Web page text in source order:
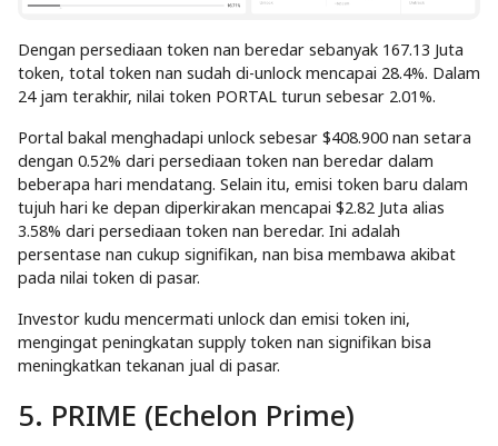
Dengan persediaan token nan beredar sebanyak 167.13 Juta
token, total token nan sudah di-unlock mencapai 28.4%. Dalam
24 jam terakhir, nilai token PORTAL turun sebesar 2.01%.
Portal bakal menghadapi unlock sebesar $408.900 nan setara
dengan 0.52% dari persediaan token nan beredar dalam
beberapa hari mendatang. Selain itu, emisi token baru dalam
tujuh hari ke depan diperkirakan mencapai $2.82 Juta alias
3.58% dari persediaan token nan beredar. Ini adalah
persentase nan cukup signifikan, nan bisa membawa akibat
pada nilai token di pasar.
Investor kudu mencermati unlock dan emisi token ini,
mengingat peningkatan supply token nan signifikan bisa
meningkatkan tekanan jual di pasar.
5. PRIME (Echelon Prime)